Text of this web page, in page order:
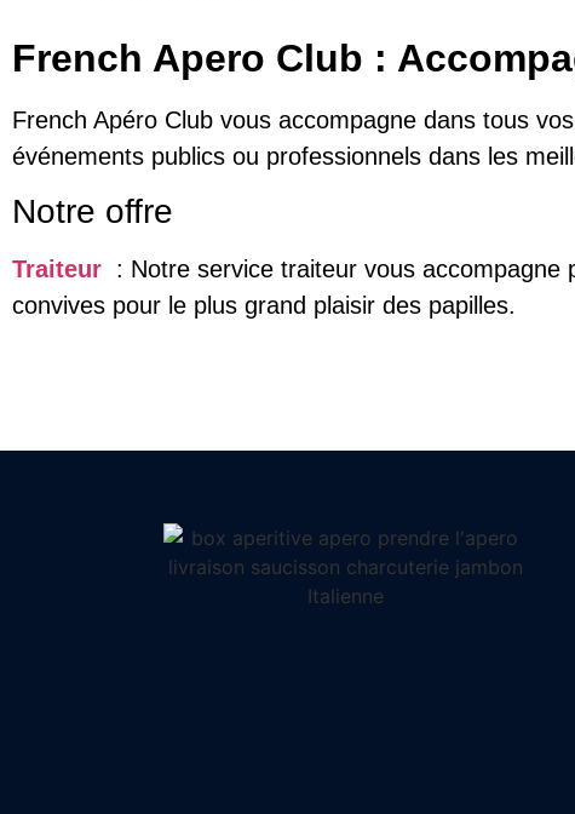
French Apero Club :
French Apéro Club vous accompagne dans tous
événements publics ou professionnels dans les
Notre offre
Traiteur : Notre service traiteur vous
convives pour le plus grand plaisir des papilles.